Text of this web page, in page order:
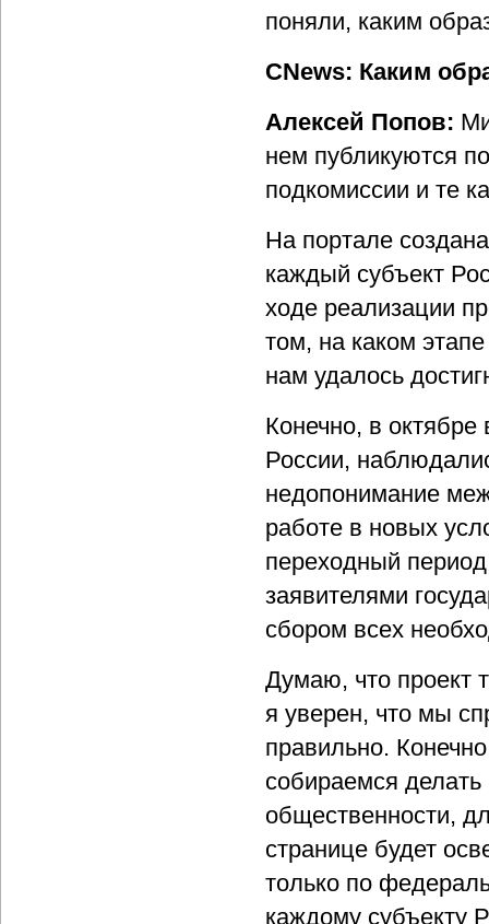
поняли, каким
CNews: Каким
Алексей Попов:
нем публикуются
подкомиссии и те
На портале
каждый субъект
ходе реализации
том, на каком
нам удалось
Конечно, в
России,
недопонимание
работе в новых
переходный
заявителями
сбором всех
Думаю, что проект
я уверен, что мы
правильно.
собираемся делать
общественности,
странице будет
только по
каждому субъекту